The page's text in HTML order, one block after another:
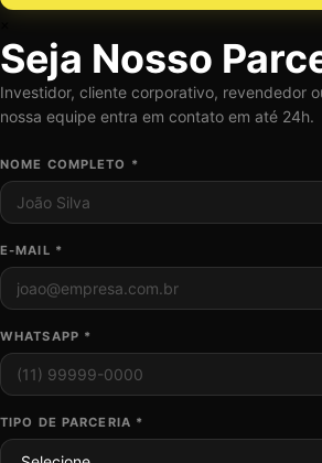
Seja Nosso
Investidor, cliente corporativo, revendedor
nossa equipe entra em contato em até 24h.
NOME COMPLETO *
E-MAIL *
WHATSAPP *
TIPO DE PARCERIA *